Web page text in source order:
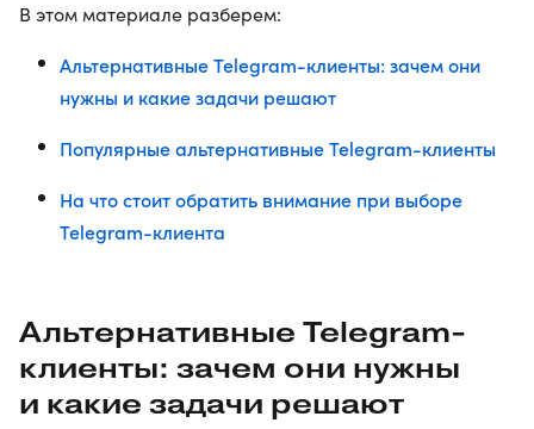
В этом материале разберем:
Альтернативные Telegram-клиенты: зачем они
нужны и какие задачи решают
Популярные альтернативные Telegram-клиенты
На что стоит обратить внимание при выборе
Telegram-клиента
Альтернативные Telegram-
клиенты: зачем они нужны
и какие задачи решают